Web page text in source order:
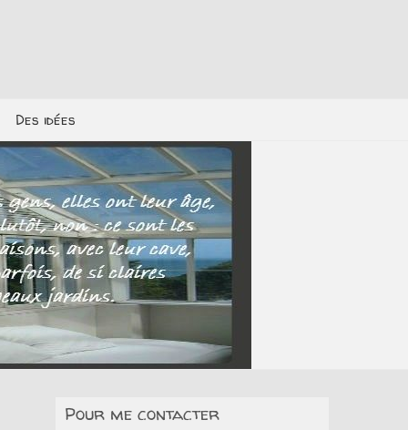
Des idées
Pour me contacter